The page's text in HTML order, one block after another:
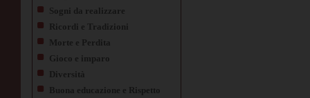
Sogni da realizzare
Ricordi e Tradizioni
Morte e Perdita
Gioco e imparo
Diversità
Buona educazione e Rispetto